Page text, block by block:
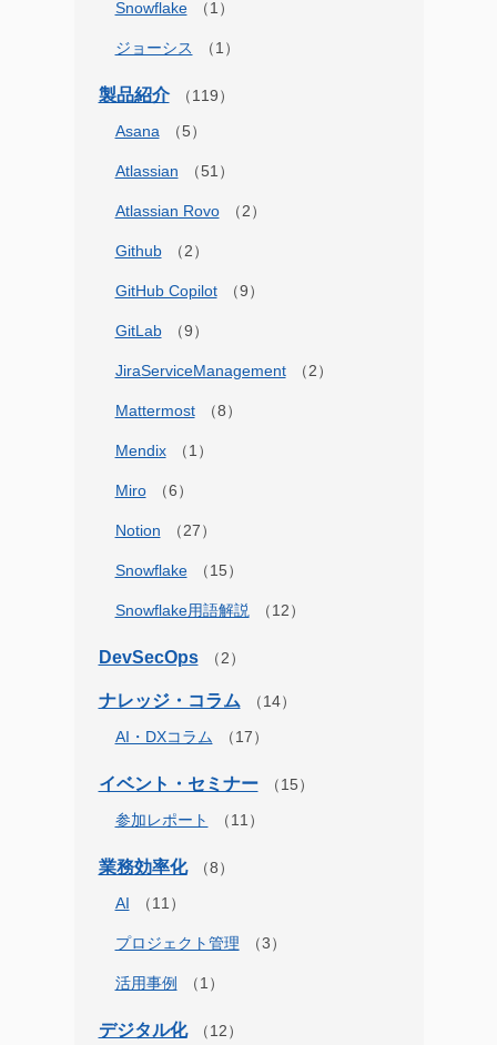
Snowflake
ジョーシス
製品紹介
Asana
Atlassian
Atlassian Rovo
Github
GitHub Copilot
GitLab
JiraServiceManagement
Mattermost
Mendix
Miro
Notion
Snowflake
Snowflake用語解説
DevSecOps
ナレッジ・コラム
AI・DXコラム
イベント・セミナー
参加レポート
業務効率化
AI
プロジェクト管理
活用事例
デジタル化